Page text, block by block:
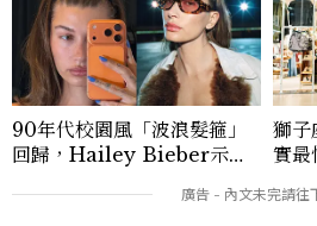
90年代校園風「波浪髮箍」
回歸，Hailey Bieber示範
u髮箍未開賣先爆紅！
獅子
實最
價半